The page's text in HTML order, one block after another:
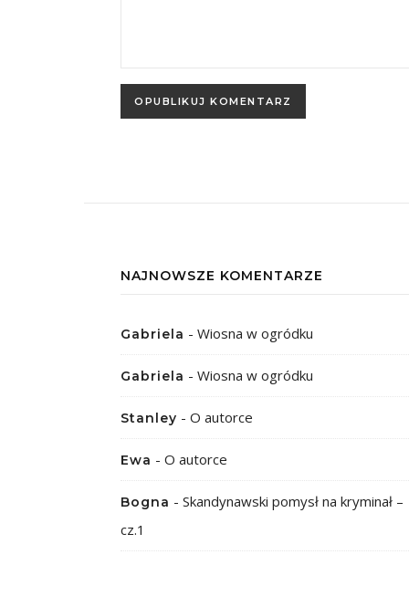
NAJNOWSZE KOMENTARZE
Gabriela - Wiosna w ogródku
Gabriela - Wiosna w ogródku
Stanley - O autorce
Ewa - O autorce
Bogna - Skandynawski pomysł na kryminał –
cz.1